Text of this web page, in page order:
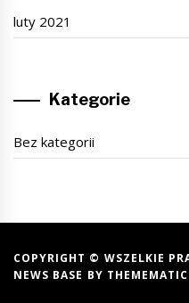
luty 2021
Kategorie
Bez kategorii
COPYRIGHT © WSZELKIE
NEWS BASE BY THEMEMATIC